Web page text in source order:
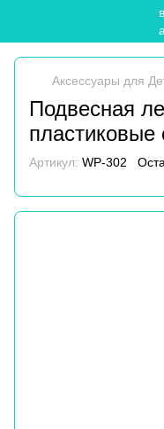
Аксессуары для
Подвесная
пластиковые
Артикул: WP-302